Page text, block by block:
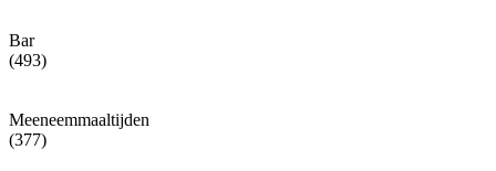
Bar
(493)
Meeneemmaaltijden
(377)